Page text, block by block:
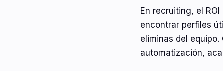
En recruiting, el
encontrar perfiles
eliminas del
automatización,